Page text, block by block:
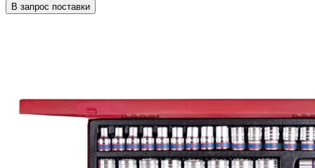
В запрос поставки